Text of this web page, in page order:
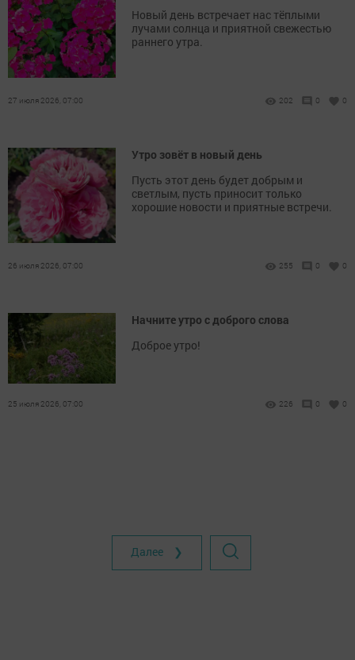
Новый день встречает нас тёплыми
лучами солнца и приятной свежестью
раннего утра.
27 июля 2026, 07:00 202 0 0
Утро зовёт в новый день
Пусть этот день будет добрым и
светлым, пусть приносит только
хорошие новости и приятные встречи.
26 июля 2026, 07:00 255 0 0
Начните утро с доброго слова
Доброе утро!
25 июля 2026, 07:00 226 0 0
Далее ❯